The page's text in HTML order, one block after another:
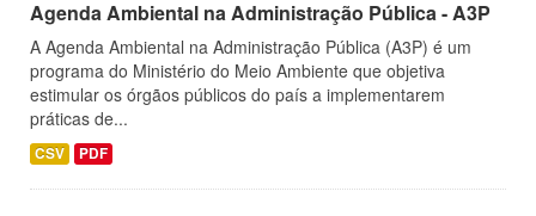
Agenda Ambiental na Administração Pública - A3P
A Agenda Ambiental na Administração Pública (A3P) é um
programa do Ministério do Meio Ambiente que objetiva
estimular os órgãos públicos do país a implementarem
práticas de...
CSV PDF